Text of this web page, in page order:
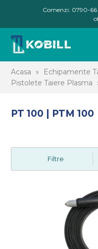
Comenzi: 0790-
Acasa » Echipamente
Pistolete Taiere Plasma
PT 100 | PTM 100
Filtre